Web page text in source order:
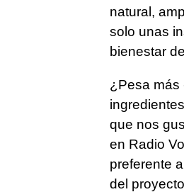
natural,
solo unas
bienestar
¿Pesa más
que nos
en Radio
preferente
del